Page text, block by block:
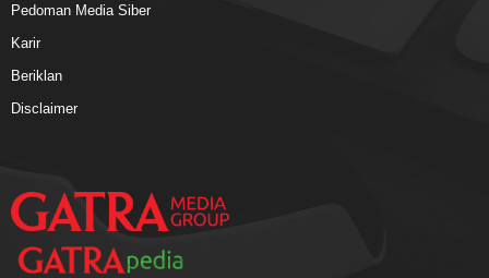
Pedoman Media Siber
Karir
Beriklan
Disclaimer